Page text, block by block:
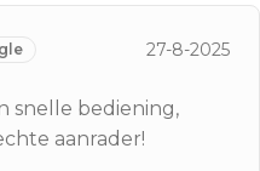
27-8-2025
snelle bediening,
aanrader!